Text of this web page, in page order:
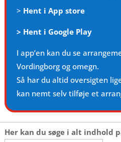
> Hent i App store
> Hent i Google Play
I app’en kan du se
Vordingborg og omegn.
Så har du altid oversigten
kan nemt selv tilføje et
Her kan du søge i alt indhold